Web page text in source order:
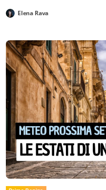
Elena Rava